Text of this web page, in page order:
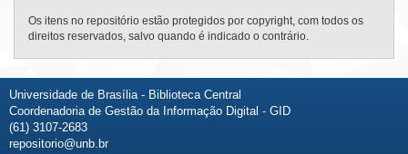
Os itens no repositório estão protegidos por copyright, com todos os
direitos reservados, salvo quando é indicado o contrário.
Universidade de Brasília - Biblioteca Central
Coordenadoria de Gestão da Informação Digital - GID
(61) 3107-2683
repositorio@unb.br